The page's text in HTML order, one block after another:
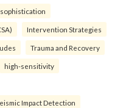
sophistication
Intervention Strategies
Trauma and Recovery
high-sensitivity
Impact Detection